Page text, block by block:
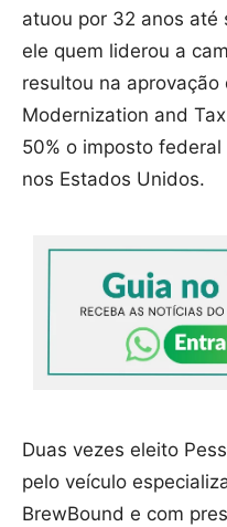
atuou por 32 anos até
ele quem liderou a
resultou na aprovação
Modernization and
50% o imposto
nos Estados Unidos.
Duas vezes eleito
pelo veículo
BrewBound e com